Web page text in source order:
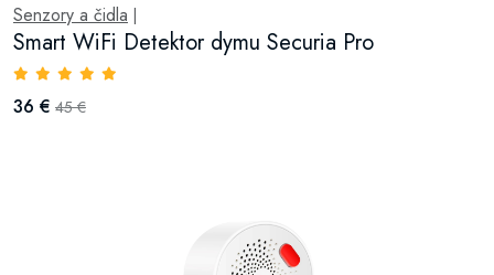
Senzory a čidla
Smart WiFi Detektor dymu Securia Pro
36 € 45 €